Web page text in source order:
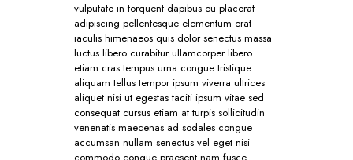
vulputate in torquent dapibus eu placerat
adipiscing pellentesque elementum erat
iaculis himenaeos quis dolor senectus massa
luctus libero curabitur ullamcorper libero
etiam cras tempus urna congue tristique
aliquam tellus tempor ipsum viverra ultrices
aliquet nisi ut egestas taciti ipsum vitae sed
consequat cursus etiam at turpis sollicitudin
venenatis maecenas ad sodales congue
accumsan nullam senectus vel eget nisi